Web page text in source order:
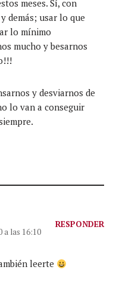
meses. Sí, con
demás; usar lo que
lo mínimo
mucho y besarnos
y desviarnos de
lo van a conseguir
a las 16:10
RESPONDER
leerte